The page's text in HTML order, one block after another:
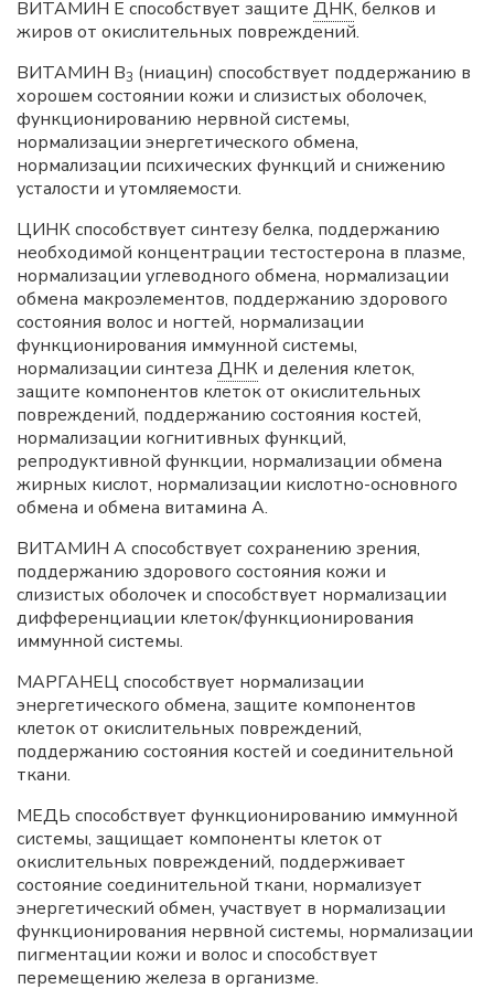
ВИТАМИН E способствует защите ДНК, белков и
жиров от окислительных повреждений.
ВИТАМИН B3 (ниацин) способствует поддержанию в
хорошем состоянии кожи и слизистых оболочек,
функционированию нервной системы,
нормализации энергетического обмена,
нормализации психических функций и снижению
усталости и утомляемости.
ЦИНК способствует синтезу белка, поддержанию
необходимой концентрации тестостерона в плазме,
нормализации углеводного обмена, нормализации
обмена макроэлементов, поддержанию здорового
состояния волос и ногтей, нормализации
функционирования иммунной системы,
нормализации синтеза ДНК и деления клеток,
защите компонентов клеток от окислительных
повреждений, поддержанию состояния костей,
нормализации когнитивных функций,
репродуктивной функции, нормализации обмена
жирных кислот, нормализации кислотно-основного
обмена и обмена витамина A.
ВИТАМИН A способствует сохранению зрения,
поддержанию здорового состояния кожи и
слизистых оболочек и способствует нормализации
дифференциации клеток/функционирования
иммунной системы.
МАРГАНЕЦ способствует нормализации
энергетического обмена, защите компонентов
клеток от окислительных повреждений,
поддержанию состояния костей и соединительной
ткани.
МЕДЬ способствует функционированию иммунной
системы, защищает компоненты клеток от
окислительных повреждений, поддерживает
состояние соединительной ткани, нормализует
энергетический обмен, участвует в нормализации
функционирования нервной системы, нормализации
пигментации кожи и волос и способствует
перемещению железа в организме.